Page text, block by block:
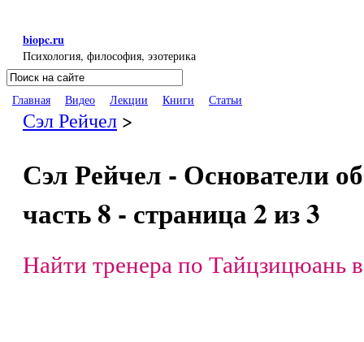
biopc.ru
Психология, философия, эзотерика
Форма поиска
Поиск
Главная Видео Лекции Книги Статьи
Сэл Рейчел >
Сэл Рейчел - Основатели
часть 8 - страница 2 из 3
Найти тренера по Тайцзицюань